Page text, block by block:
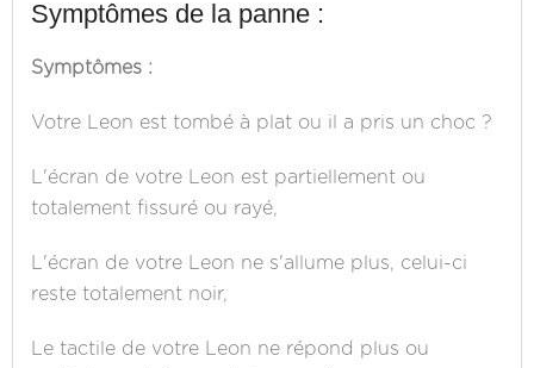
Symptômes de la panne :
Symptômes :
Votre Leon est tombé à plat ou il a pris un choc ?
L'écran de votre Leon est partiellement ou
totalement fissuré ou rayé,
L'écran de votre Leon ne s'allume plus, celui-ci
reste totalement noir,
Le tactile de votre Leon ne répond plus ou